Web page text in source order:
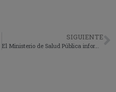
SIGUIENTE
El Ministerio de Salud Pública informa Nuevas Disposiciones